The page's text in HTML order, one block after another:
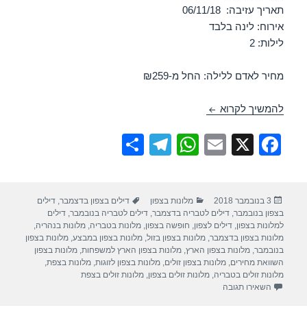
תאריך עזיבה: 06/11/18
אירוח: לינה בלבד
לילות: 2
מחיר לאדם ללילה: החל מ-₪259
להמשיך לקרוא חופשה במלון מרום גולן – קרית שמונה 04/11/2018
F
e
b
o
o
k
X
E
W
s
A
p
p
T
gr
a
m
e
פורסם
בתאריך
3 בנובמבר 2018 קטגוריות
מלונות בצפון תגיות
דילים בצפון בדצמבר ,דילים
בצפון בנובמבר ,דילים לטבריה בדצמבר ,דילים לטבריה בנובמבר ,דילים
למלונות בצפון ,דילים לצפון חופשה בצפון ,מלונות בטבריה ,מלונות בנהריה
מלונות בצפון בדצמבר ,מלונות בצפון בזול ,מלונות בצפון במבצע ,מלונות בצפון
בנובמבר ,מלונות בצפון הארץ ,מלונות בצפון הארץ למשפחות ,מלונות בצפון
השוואת מחירים ,מלונות בצפון זולים ,מלונות בצפון לזוגות ,מלונות בצפת
מלונות זולים בטבריה ,מלונות זולים בצפון ,מלונות זולים בצפת
השאירו תגובה